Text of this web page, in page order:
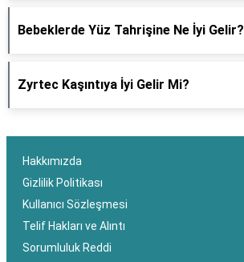
Bebeklerde Yüz Tahrişine Ne İyi Gelir?
Zyrtec Kaşıntıya İyi Gelir Mi?
Hakkımızda
Gizlilik Politikası
Kullanıcı Sözleşmesi
Telif Hakları ve Alıntı
Sorumluluk Reddi